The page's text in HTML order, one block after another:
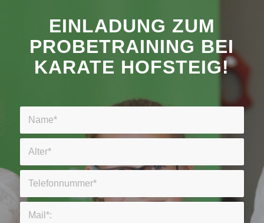
EINLADUNG ZUM
PROBETRAINING BEI
KARATE HOFSTEIG!